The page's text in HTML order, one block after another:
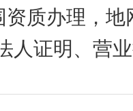
质办理，
人证明、营